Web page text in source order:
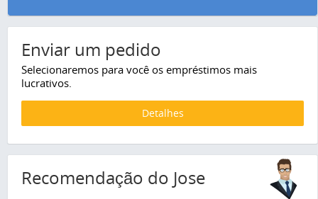
Enviar um pedido
Selecionaremos para você os empréstimos mais
lucrativos.
Detalhes
Recomendação do Jose